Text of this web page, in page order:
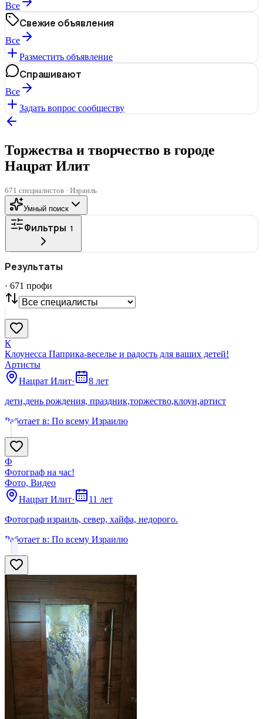
Все
Свежие объявления
Все
Разместить объявление
Спрашивают
Все
Задать вопрос сообществу
Торжества и творчество в городе
Нацрат Илит
671 специалистов · Израиль
Умный поиск
Фильтры 1
Все
СТАТУС
VIP С фото
Нашли
Сбросить
Результаты
· 671 профи
К
Клоунесса Паприка-веселье и радость для ваших детей!
Артисты
Нацрат Илит·
8 лет
дети,день рождения, праздник,торжество,клоун,артист
Работает в: По всему Израилю
Ф
Фотограф на час!
Фото, Видео
Нацрат Илит·
11 лет
Фотограф израиль, север, хайфа, недорого.
Работает в: По всему Израилю